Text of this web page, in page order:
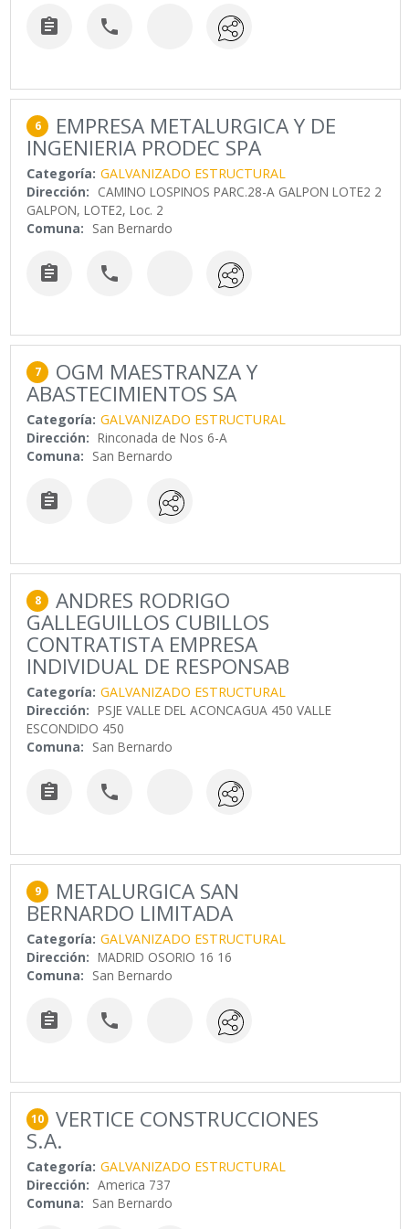
 
6 EMPRESA METALURGICA Y DE
INGENIERIA PRODEC SPA
Categoría: GALVANIZADO ESTRUCTURAL
Dirección: CAMINO LOSPINOS PARC.28-A GALPON LOTE2 2
GALPON, LOTE2, Loc. 2
Comuna: San Bernardo
 
7 OGM MAESTRANZA Y
ABASTECIMIENTOS SA
Categoría: GALVANIZADO ESTRUCTURAL
Dirección: Rinconada de Nos 6-A
Comuna: San Bernardo

8 ANDRES RODRIGO
GALLEGUILLOS CUBILLOS
CONTRATISTA EMPRESA
INDIVIDUAL DE RESPONSAB
Categoría: GALVANIZADO ESTRUCTURAL
Dirección: PSJE VALLE DEL ACONCAGUA 450 VALLE
ESCONDIDO 450
Comuna: San Bernardo
 
9 METALURGICA SAN
BERNARDO LIMITADA
Categoría: GALVANIZADO ESTRUCTURAL
Dirección: MADRID OSORIO 16 16
Comuna: San Bernardo
 
10 VERTICE CONSTRUCCIONES
S.A.
Categoría: GALVANIZADO ESTRUCTURAL
Dirección: America 737
Comuna: San Bernardo